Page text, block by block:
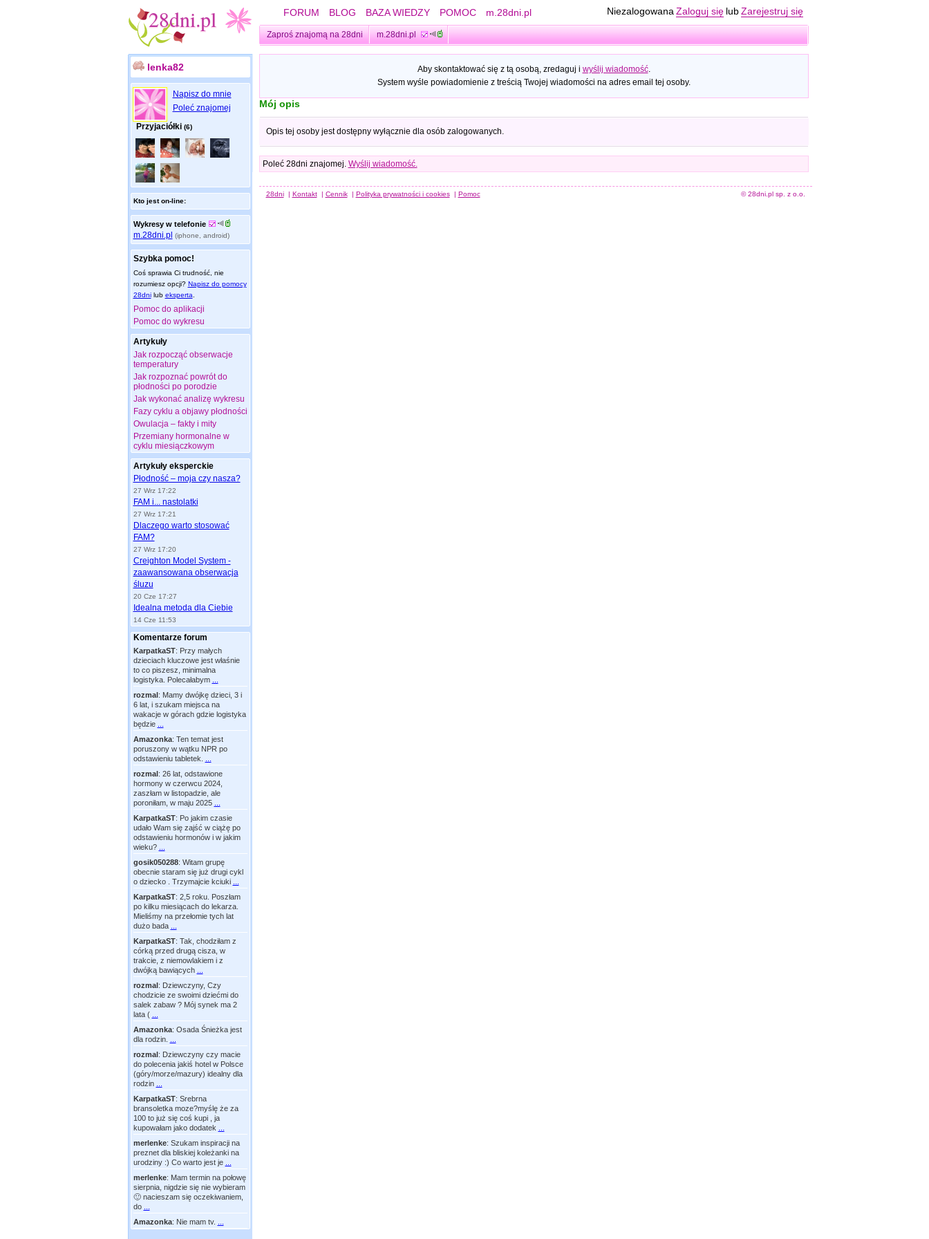
FORUM BLOG BAZA WIEDZY POMOC m.28dni.pl Niezalogowana Zaloguj się lub Zarejestruj się
Zaproś znajomą na 28dni m.28dni.pl
lenka82
Napisz do mnie
Poleć znajomej
Przyjaciółki (6)
Kto jest on-line:
Wykresy w telefonie
m.28dni.pl (iphone, android)
Szybka pomoc!
Coś sprawia Ci trudność, nie
rozumiesz opcji? Napisz do pomocy
28dnilub eksperta
Pomoc do aplikacji
Pomoc do wykresu
Artykuły
Jak rozpocząć obserwacje
temperatury
Jak rozpoznać powrót do
płodności po porodzie
Jak wykonać analizę wykresu
Fazy cyklu a objawy płodności
Owulacja – fakty i mity
Przemiany hormonalne w
cyklu miesiączkowym
Artykuły eksperckie
Płodność – moja czy nasza?
27 Wrz 17:22
FAM i... nastolatki
27 Wrz 17:21
Dlaczego warto stosować
FAM?
27 Wrz 17:20
Creighton Model System -
zaawansowana obserwacja
śluzu
20 Cze 17:27
Idealna metoda dla Ciebie
14 Cze 11:53
Komentarze forum
KarpatkaST: Przy małych
dzieciach kluczowe jest właśnie
to co piszesz, minimalna
logistyka. Polecałabym
rozmal: Mamy dwójkę dzieci, 3 i
6 lat, i szukam miejsca na
wakacje w górach gdzie logistyka
będzie
Amazonka: Ten temat jest
poruszony w wątku NPR po
odstawieniu tabletek.
rozmal: 26 lat, odstawione
hormony w czerwcu 2024,
zaszłam w listopadzie, ale
poroniłam, w maju 2025
KarpatkaST: Po jakim czasie
udało Wam się zajść w ciążę po
odstawieniu hormonów i w jakim
wieku?
gosik050288: Witam grupę
obecnie staram się już drugi cykl
o dziecko . Trzymajcie kciuki
KarpatkaST: 2,5 roku. Poszłam
po kilku miesiącach do lekarza.
Mieliśmy na przełomie tych lat
dużo bada
KarpatkaST: Tak, chodziłam z
córką przed drugą cisza, w
trakcie, z niemowlakiem i z
dwójką bawiących
rozmal: Dziewczyny, Czy
chodzicie ze swoimi dziećmi do
salek zabaw ? Mój synek ma 2
lata (
Amazonka: Osada Śnieżka jest
dla rodzin.
rozmal: Dziewczyny czy macie
do polecenia jakiś hotel w Polsce
(góry/morze/mazury) idealny dla
rodzin
KarpatkaST: Srebrna
bransoletka moze?myślę że za
100 to już się coś kupi , ja
kupowałam jako dodatek
merlenke: Szukam inspiracji na
preznet dla bliskiej koleżanki na
urodziny :) Co warto jest je
merlenke: Mam termin na połowę
sierpnia, nigdzie się nie wybieram
🙂 nacieszam się oczekiwaniem,
do
Amazonka: Nie mam tv.
Aby skontaktować się z tą osobą, zredaguj i wyślij wiadomość.
System wyśle powiadomienie z treścią Twojej wiadomości na adres email tej osoby.
Mój opis
Opis tej osoby jest dostępny wyłącznie dla osób zalogowanych.
Poleć 28dni znajomej. Wyślij wiadomość.
28dni | Kontakt | Cennik | Polityka prywatności i cookies | Pomoc © 28dni.pl sp. z o.o.